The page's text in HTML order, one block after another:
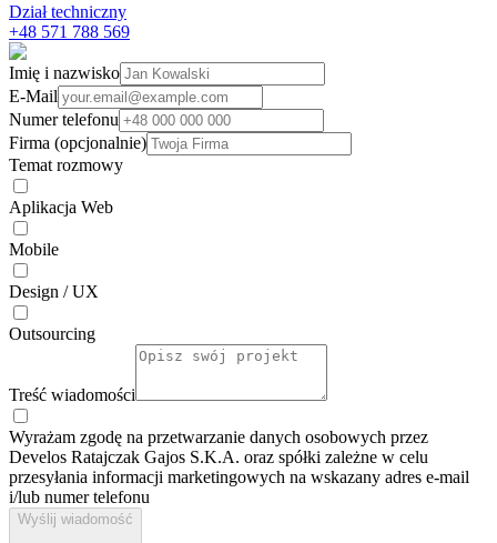
Dział techniczny
+48 571 788 569
Imię i nazwisko
E-Mail
Numer telefonu
Firma (opcjonalnie)
Temat rozmowy
Aplikacja Web
Mobile
Design / UX
Outsourcing
Treść wiadomości
Wyrażam zgodę na przetwarzanie danych osobowych przez
Develos Ratajczak Gajos S.K.A. oraz spółki zależne w celu
przesyłania informacji marketingowych na wskazany adres e-⁠mail
i/lub numer telefonu
Wyślij wiadomość